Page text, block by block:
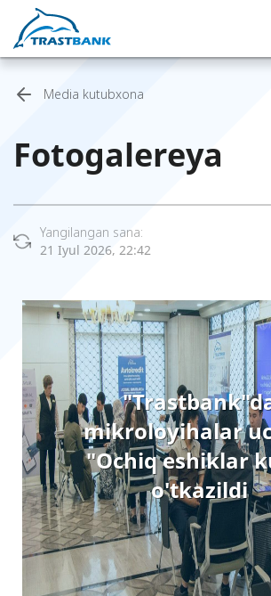
Media kutubxona
Fotogalereya
Yangilangan sana:
21 Iyul 2026, 22:42
mikroloyihalar
"Ochiq eshiklar
o'tkazildi